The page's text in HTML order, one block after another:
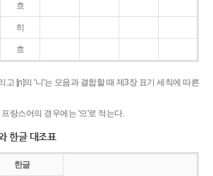
흐
히
흐
고 [ɲ]의 '니'는 모음과 결합할 때 제3장 표기 세칙에 따른
랑스어의 경우에는 '으'로 적는다.
한글 대조표
한글